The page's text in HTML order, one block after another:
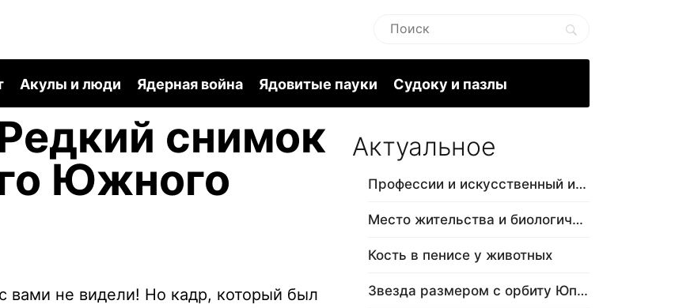
Акулы и люди Ядерная война Ядовитые пауки Судоку и пазлы
снимок
Южного
вами не видели! Но кадр, который был
Актуальное
Профессии и искусственный интеллект
Место жительства и биологический в…
Кость в пенисе у животных
Звезда размером с орбиту Юпитера